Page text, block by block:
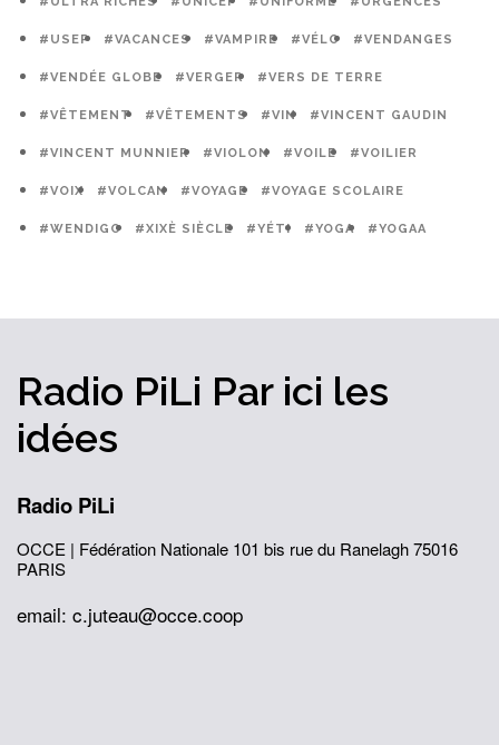
#USEP #VACANCES #VAMPIRE #VÉLO #VENDANGES
#VENDÉE GLOBE #VERGER #VERS DE TERRE
#VÊTEMENT #VÊTEMENTS #VIN #VINCENT GAUDIN
#VINCENT MUNNIER #VIOLON #VOILE #VOILIER
#VOIX #VOLCAN #VOYAGE #VOYAGE SCOLAIRE
#WENDIGO #XIXÈ SIÈCLE #YÉTI #YOGA #YOGAA
Radio PiLi Par ici les
idées
Radio PiLi
OCCE | Fédération Nationale 101 bis rue du Ranelagh75016
PARIS
email: c.juteau@occe.coop